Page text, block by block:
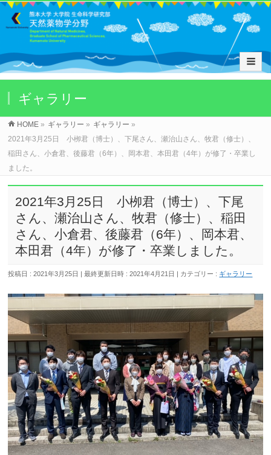
ギャラリー
HOME » ギャラリー » ギャラリー »
2021年3月25日 小栁君（博士）、下尾さん、瀬治山さん、牧君（修士）、
稲田さん、小倉君、後藤君（6年）、岡本君、本田君（4年）が修了・卒業し
ました。
2021年3月25日 小栁君（博士）、下尾
さん、瀬治山さん、牧君（修士）、稲田
さん、小倉君、後藤君（6年）、岡本君、
本田君（4年）が修了・卒業しました。
投稿日 : 2021年3月25日 最終更新日時 : 2021年4月21日 カテゴリー : ギャラリー